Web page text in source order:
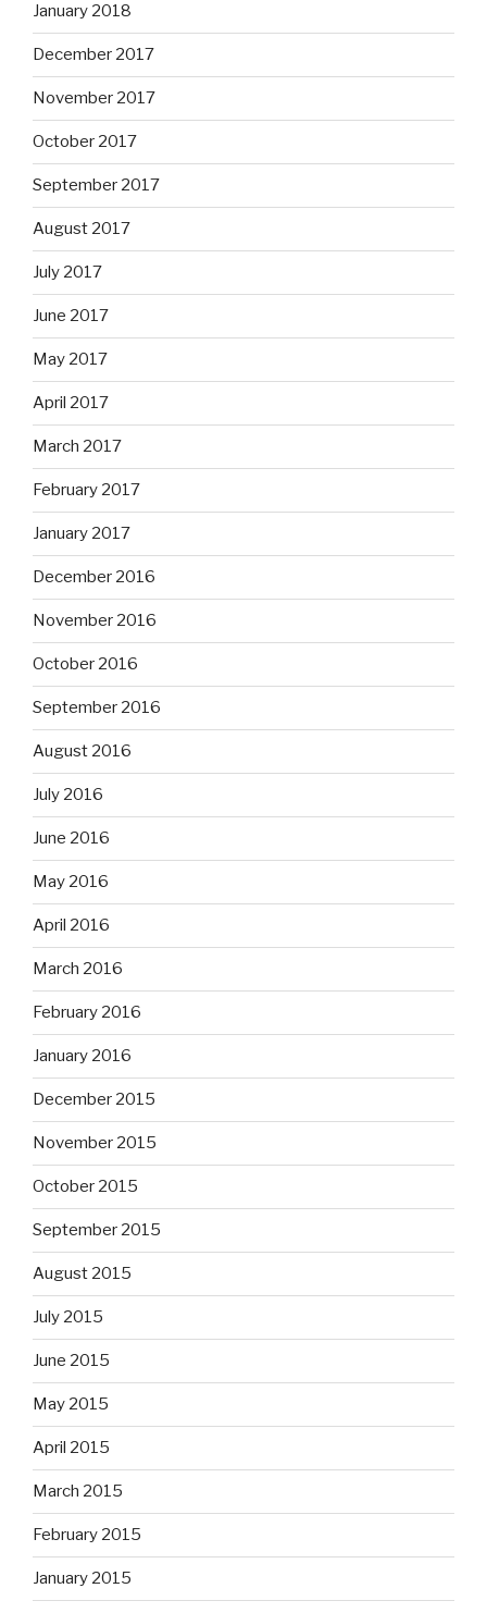
January 2018
December 2017
November 2017
October 2017
September 2017
August 2017
July 2017
June 2017
May 2017
April 2017
March 2017
February 2017
January 2017
December 2016
November 2016
October 2016
September 2016
August 2016
July 2016
June 2016
May 2016
April 2016
March 2016
February 2016
January 2016
December 2015
November 2015
October 2015
September 2015
August 2015
July 2015
June 2015
May 2015
April 2015
March 2015
February 2015
January 2015